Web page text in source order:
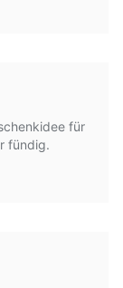
für
fündig.